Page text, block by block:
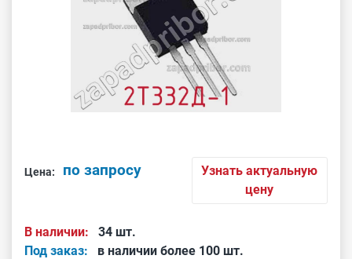
Цена: по запросу
Узнать актуальную
цену
В наличии:
34 шт.
Под заказ:
в наличии более 100 шт.